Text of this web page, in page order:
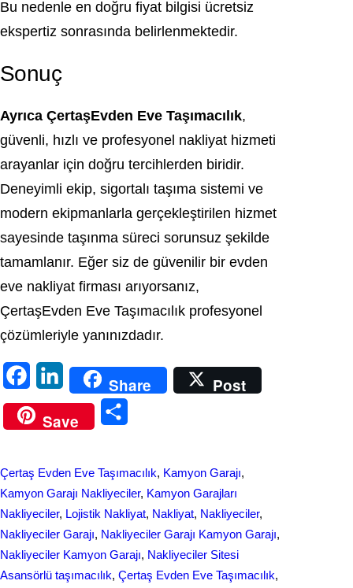
Bu nedenle en doğru fiyat bilgisi ücretsiz
ekspertiz sonrasında belirlenmektedir.
Sonuç
Ayrıca ÇertaşEvden Eve Taşımacılık,
güvenli, hızlı ve profesyonel nakliyat hizmeti
arayanlar için doğru tercihlerden biridir.
Deneyimli ekip, sigortalı taşıma sistemi ve
modern ekipmanlarla gerçekleştirilen hizmet
sayesinde taşınma süreci sorunsuz şekilde
tamamlanır. Eğer siz de güvenilir bir evden
eve nakliyat firması arıyorsanız,
ÇertaşEvden Eve Taşımacılık profesyonel
çözümleriyle yanınızdadır.
a
c
b
o
o
k
i
n
d
I
n
Share
Post
Save
r
e
Çertaş Evden Eve Taşımacılık, Kamyon Garajı
Kamyon Garajı Nakliyeciler, Kamyon Garajları
Nakliyeciler, Lojistik Nakliyat, Nakliyat, Nakliyeciler
Nakliyeciler Garajı, Nakliyeciler Garajı Kamyon Garajı
Nakliyeciler Kamyon Garajı, Nakliyeciler Sitesi
Asansörlü taşımacılık, Çertaş Evden Eve Taşımacılık